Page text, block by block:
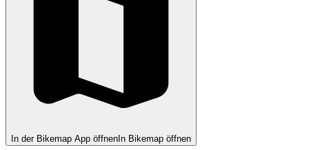
In der Bikemap App öffnen In Bikemap öffnen